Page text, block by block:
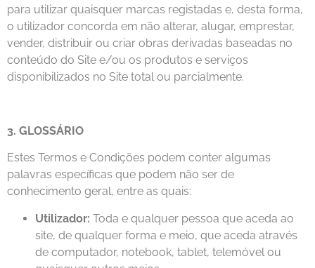
para utilizar quaisquer marcas registadas e, desta forma,
o utilizador concorda em não alterar, alugar, emprestar,
vender, distribuir ou criar obras derivadas baseadas no
conteúdo do Site e/ou os produtos e serviços
disponibilizados no Site total ou parcialmente.
3. GLOSSÁRIO
Estes Termos e Condições podem conter algumas
palavras específicas que podem não ser de
conhecimento geral, entre as quais:
Utilizador: Toda e qualquer pessoa que aceda ao
site, de qualquer forma e meio, que aceda através
de computador, notebook, tablet, telemóvel ou